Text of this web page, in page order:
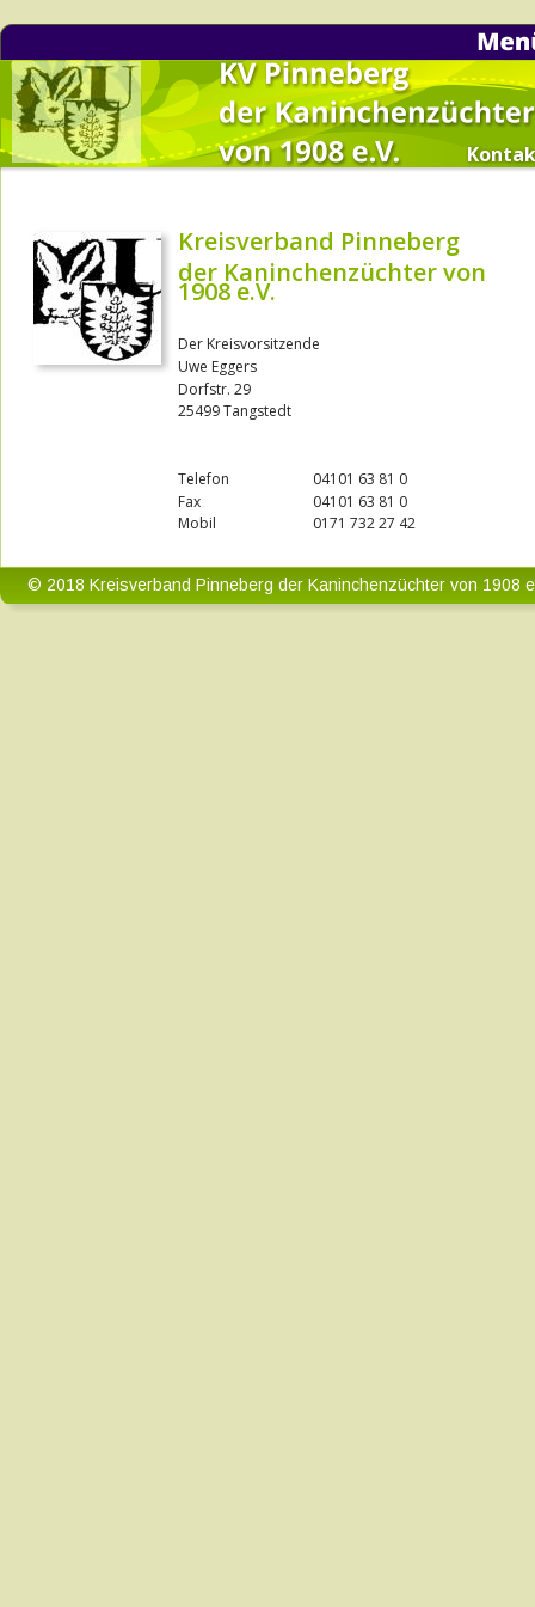
© 2018 Kreisverband Pinneberg der Kaninchenzüchter von 1908
Kreisverband Pinneberg
der Kaninchenzüchter von
1908 e.V.
Der Kreisvorsitzende
Uwe Eggers
Dorfstr. 29
25499 Tangstedt
Telefon
04101 63 81 0
Fax
04101 63 81 0
Mobil
0171 732 27 42